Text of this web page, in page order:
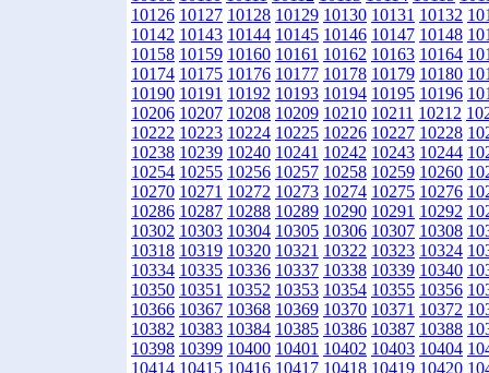
10126 10127 10128 10129 10130 10131 10132
10142 10143 10144 10145 10146 10147 10148
10158 10159 10160 10161 10162 10163 10164
10174 10175 10176 10177 10178 10179 10180
10190 10191 10192 10193 10194 10195 10196
10206 10207 10208 10209 10210 10211 10212
10222 10223 10224 10225 10226 10227 10228
10238 10239 10240 10241 10242 10243 10244
10254 10255 10256 10257 10258 10259 10260
10270 10271 10272 10273 10274 10275 10276
10286 10287 10288 10289 10290 10291 10292
10302 10303 10304 10305 10306 10307 10308
10318 10319 10320 10321 10322 10323 10324
10334 10335 10336 10337 10338 10339 10340
10350 10351 10352 10353 10354 10355 10356
10366 10367 10368 10369 10370 10371 10372
10382 10383 10384 10385 10386 10387 10388
10398 10399 10400 10401 10402 10403 10404
10414 10415 10416 10417 10418 10419 10420